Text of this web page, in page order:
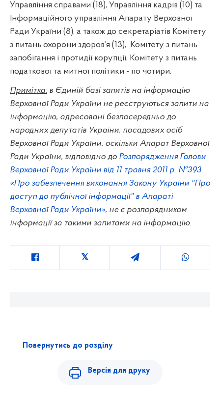
Управління справами (18), Управління кадрів (10) та
Інформаційного управління Апарату Верховної
Ради України (8), а також до секретаріатів Комітету
з питань охорони здоров’я (13), Комітету з питань
запобігання і протидії корупції, Комітету з питань
податкової та митної політики - по чотири.
Примітка: в Єдиній базі запитів на інформацію
Верховної Ради України не реєструються запити на
інформацію, адресовані безпосередньо до
народних депутатів України, посадових осіб
Верховної Ради України, оскільки Апарат Верховної
Ради України, відповідно до Розпорядження Голови
Верховної Ради України від 11 травня 2011 р. №393
«Про забезпечення виконання Закону України "Про
доступ до публічної інформації" в Апараті
Верховної Ради України», не є розпорядником
інформації за такими запитами на інформацію.
Повернутись до розділу
Версія для друку